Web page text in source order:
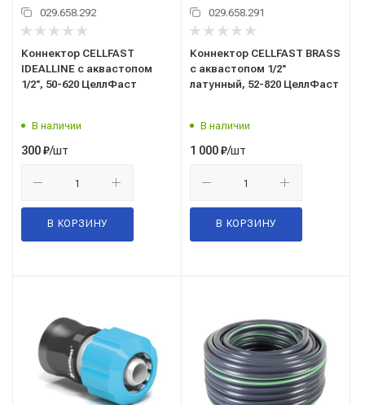
029.658.292
Коннектор CELLFAST
IDEALLINE с аквастопом
1/2'', 50-620 ЦеллФаст
В наличии
300₽/шт
В КОРЗИНУ
029.658.291
Коннектор CELLFAST BRASS
с аквастопом 1/2''
латунный, 52-820 ЦеллФаст
В наличии
1 000₽/шт
В КОРЗИНУ